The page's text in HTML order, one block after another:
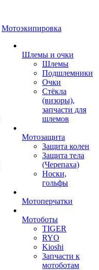
Мотоэкипировка
Шлемы и очки
Шлемы
Подшлемники
Очки
Стёкла
(визоры),
запчасти для
шлемов
Мотозащита
Защита колен
Защита тела
(Черепаха)
Носки,
гольфы
Мотоперчатки
Мотоботы
TIGER
RYO
Kioshi
Запчасти к
мотоботам